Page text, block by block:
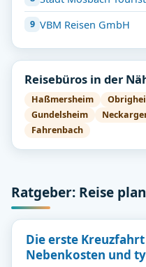
VBM Reisen GmbH
Reisebüros in der
Haßmersheim
Gundelsheim
Fahrenbach
Ratgeber: Reise
Die erste
Nebenkosten und